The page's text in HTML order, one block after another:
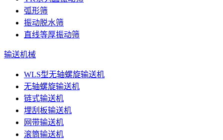
弧形筛
振动脱水筛
直线等厚振动筛
输送机械
WLS型无轴螺旋输送机
无轴螺旋输送机
链式输送机
埋刮板输送机
网带输送机
滚筒输送机